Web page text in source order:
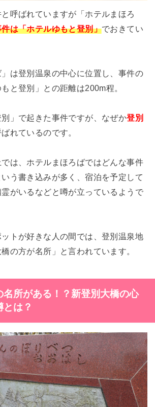
呼ばれていますが「ホテルまほろ
件は「ホテルゆもと登別」でおきてい
」は登別温泉の中心に位置し、事件の
と登別」との距離は200m程。
別」で起きた事件ですが、なぜか登別
れているのです。
は、ホテルまほろばではどんな事件
う書き込みが多く、宿泊を予定して
がいるなどと噂が立っているようで
トが好きな人の間では、登別温泉地
の方が名所」と言われています。
名所がある！？新登別大橋の心
は？